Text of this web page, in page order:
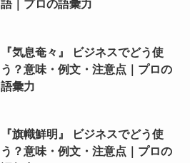
語｜プロの語彙力
『気息奄々』 ビジネスでどう使
う？意味・例文・注意点｜プロの
語彙力
『旗幟鮮明』 ビジネスでどう使
う？意味・例文・注意点｜プロの